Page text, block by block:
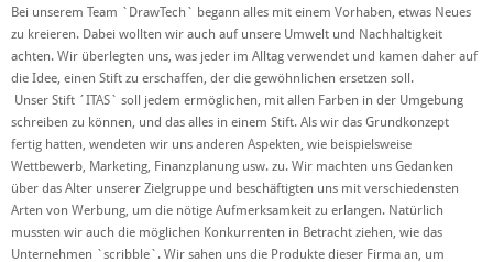
Bei unserem Team `DrawTech` begann alles mit einem Vorhaben, etwas Neues
zu kreieren. Dabei wollten wir auch auf unsere Umwelt und Nachhaltigkeit
achten. Wir überlegten uns, was jeder im Alltag verwendet und kamen daher auf
die Idee, einen Stift zu erschaffen, der die gewöhnlichen ersetzen soll.
Unser Stift ´ITAS` soll jedem ermöglichen, mit allen Farben in der Umgebung
schreiben zu können, und das alles in einem Stift. Als wir das Grundkonzept
fertig hatten, wendeten wir uns anderen Aspekten, wie beispielsweise
Wettbewerb, Marketing, Finanzplanung usw. zu. Wir machten uns Gedanken
über das Alter unserer Zielgruppe und beschäftigten uns mit verschiedensten
Arten von Werbung, um die nötige Aufmerksamkeit zu erlangen. Natürlich
mussten wir auch die möglichen Konkurrenten in Betracht ziehen, wie das
Unternehmen `scribble`. Wir sahen uns die Produkte dieser Firma an, um